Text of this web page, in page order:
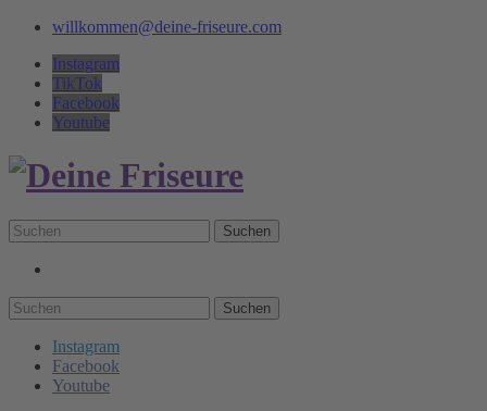
willkommen@deine-friseure.com
Instagram
TikTok
Facebook
Youtube
Suchen
Suchen
Instagram
Facebook
Youtube